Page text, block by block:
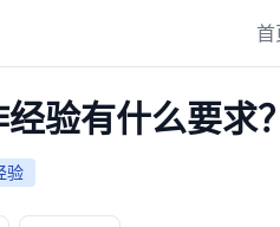
首
验有什么要求？
验